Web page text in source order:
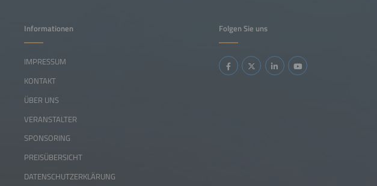
Folgen Sie uns
Informationen
IMPRESSUM
KONTAKT
ÜBER UNS
VERANSTALTER
SPONSORING
PREISÜBERSICHT
DATENSCHUTZERKLÄRUNG